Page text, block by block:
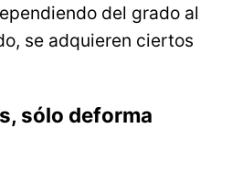
del grado al
se adquieren ciertos
sólo deforma